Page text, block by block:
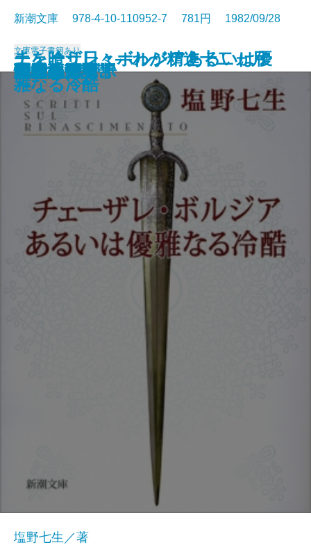
さむらい劇場
羆嵐
日本の喜劇人
黄金の日日
箱男
輝ける闇
雨の山吹
天才画の女
憎悪の依頼
砂漠の塩
新潮文庫 978-4-10-110952-7 781円 1982/09/28
文庫電子書籍あり
チェーザレ・ボルジアあるいは優
雅なる冷酷
塩野七生／著
冤罪
未来いそっぷ
土を喰う日々―わが精進十二ヵ月
―
続 泥流地帯
隠花の飾り
新樹の言葉
水の肌
楽天旅日記
泥流地帯